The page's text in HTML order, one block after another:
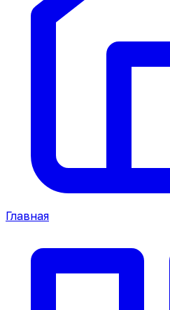
Главная